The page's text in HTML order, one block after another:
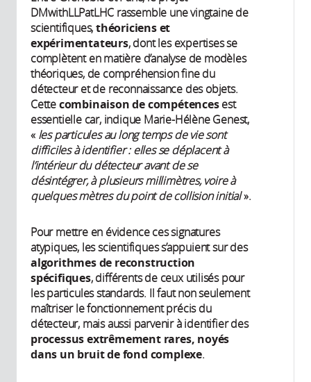
DMwithLLPatLHC rassemble une vingtaine de
scientifiques,théoriciens et
expérimentateurs, dont les expertises se
complètent en matière d’analyse de modèles
théoriques, de compréhension fine du
détecteur et de reconnaissance des objets.
Cettecombinaison de compétencesest
essentielle car, indique Marie-Hélène Genest,
« les particules au long temps de vie sont
difficiles à identifier : elles se déplacent à
l’intérieur du détecteur avant de se
désintégrer, à plusieurs millimètres, voire à
quelques mètres du point de collision initial».
Pour mettre en évidence ces signatures
atypiques, les scientifiques s’appuient sur des
algorithmes de reconstruction
spécifiques, différents de ceux utilisés pour
les particules standards. Il faut non seulement
maîtriser le fonctionnement précis du
détecteur, mais aussi parvenir à identifier des
processus extrêmement rares, noyés
dans un bruit de fond complexe.